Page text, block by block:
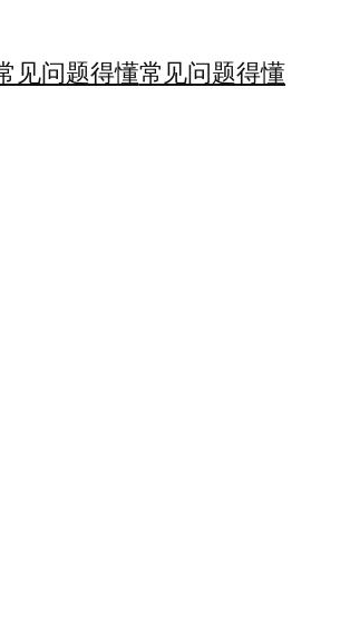
见问题得懂常见问题得懂